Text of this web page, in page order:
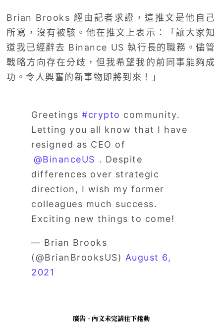
Brian Brooks 經由記者求證，這推文是他自己
所寫，沒有被駭。他在推文上表示：「讓大家知
道我已經辭去 Binance US 執行長的職務。儘管
戰略方向存在分歧，但我希望我的前同事能夠成
功。令人興奮的新事物即將到來！」
Greetings#crypto community.
Letting you all know that I have
resigned as CEO of
@BinanceUS ⁩ . Despite
differences over strategic
direction, I wish my former
colleagues much success.
Exciting new things to come!
— Brian Brooks
(@BrianBrooksUS) August 6,
2021
廣告 - 內文未完請往下捲動